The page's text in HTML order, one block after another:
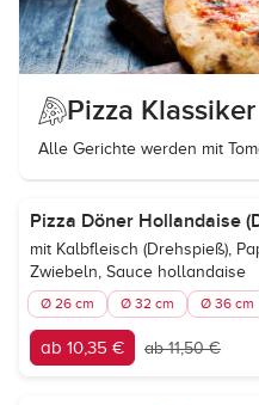
Pizza Klassiker
Alle Gerichte werden mit
Pizza Döner Hollandaise
mit Kalbfleisch (Drehspieß),
Zwiebeln, Sauce hollandaise
Ø 26 cm Ø 32 cm Ø 36 cm
ab 10,35 € ab 11,50 €